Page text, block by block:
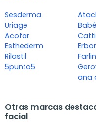
Sesderma
Uriage
Acofar
Esthederm
Rilastil
5punto5
Babé
ana
Otras marcas
facial